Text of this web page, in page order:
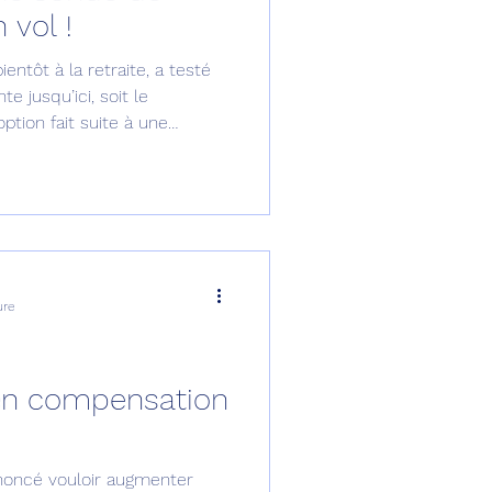
ESPACE
de Dubaï 25
Avionneurs
vol !
à la retraite, a testé
jusqu’ici, soit le
fait suite à une
compensation
vouloir augmenter